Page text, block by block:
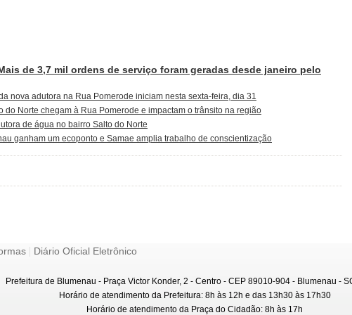
de 3,7 mil ordens de serviço foram geradas desde janeiro pelo
nova adutora na Rua Pomerode iniciam nesta sexta-feira, dia 31
do Norte chegam à Rua Pomerode e impactam o trânsito na região
de água no bairro Salto do Norte
ganham um ecoponto e Samae amplia trabalho de conscientização
| Diário Oficial Eletrônico
Prefeitura de Blumenau - Praça Victor Konder, 2 - Centro - CEP 89010-904 - Blumenau -
Horário de atendimento da Prefeitura: 8h às 12h e das 13h30 às 17h30
Horário de atendimento da Praça do Cidadão: 8h às 17h